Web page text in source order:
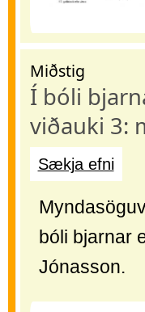
Miðstig
Í bóli
viðauki 3:
Sækja efni
bóli bjarnar
Jónasson.